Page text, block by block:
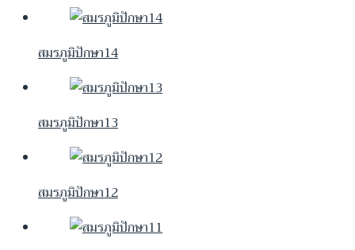
สมรภูมิปักษา14
สมรภูมิปักษา13
สมรภูมิปักษา12